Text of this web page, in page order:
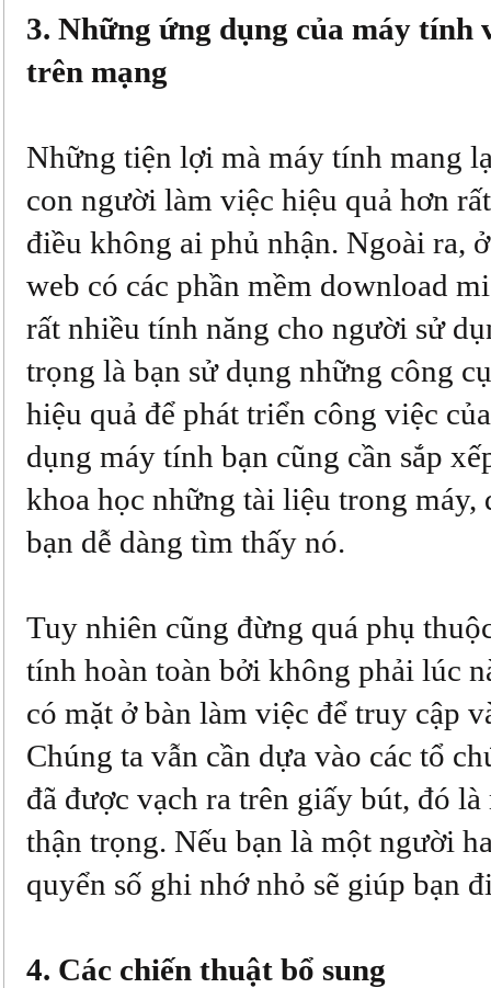
3. Những ứng dụng của máy tính
trên mạng
Những tiện lợi mà máy tính mang
con người làm việc hiệu quả hơn
điều không ai phủ nhận. Ngoài ra,
web có các phần mềm download
rất nhiều tính năng cho người sử
trọng là bạn sử dụng những công
hiệu quả để phát triển công việc
dụng máy tính bạn cũng cần sắp
khoa học những tài liệu trong máy,
bạn dễ dàng tìm thấy nó.
Tuy nhiên cũng đừng quá phụ
tính hoàn toàn bởi không phải lúc
có mặt ở bàn làm việc để truy cập
Chúng ta vẫn cần dựa vào các tổ
đã được vạch ra trên giấy bút, đó là
thận trọng. Nếu bạn là một người
quyển số ghi nhớ nhỏ sẽ giúp bạn
4. Các chiến thuật bổ sung